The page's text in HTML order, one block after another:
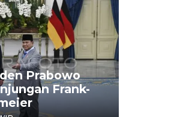
Prabowo
Frank-